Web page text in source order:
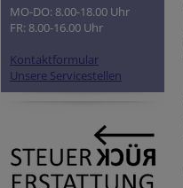
MO-DO: 8.00-18.00 Uhr
FR: 8.00-16.00 Uhr
Kontaktformular
Unsere Servicestellen